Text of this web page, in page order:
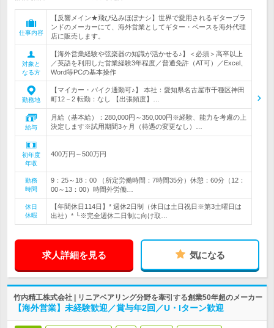
仕事内容
【反響メイン★飛び込みほぼナシ】世界で愛用されるギターブラ
ンドのメーカーにて、海外営業としてギター・ベースを海外代理
店に販売します。
対象と
なる方
【海外営業経験や弦楽器の知識が活かせる♪】＜必須＞高卒以上
／英語を利用した営業経験3年程度／普通免許（AT可）／Excel、
Word等PCの基本操作
勤務地
【マイカー・バイク通勤可♪】 本社：愛知県名古屋市千種区神田
町12－2 転勤：なし 【出張頻度】…
給与
月給（基本給）：280,000円～350,000円※経験、能力を考慮の上
決定します※試用期間3ヶ月（待遇の変更なし）…
初年度
年収
400万円～500万円
勤務
時間
9：25～18：00 （所定労働時間：7時間35分）休憩：60分（12：
00～13：00）時間外労働…
休日
休暇
【年間休日114日】* 週休2日制（休日は土日祝日※第3土曜日は
出社）* └※完全週休二日制に向け取…
求人詳細を見る 気になる
竹内精工株式会社 | リニアベアリング分野を牽引する創業50年超のメーカー
【海外営業】未経験歓迎／賞与年2回／U・Iターン歓迎